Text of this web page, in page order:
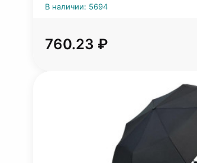
В наличии: 5694
760.23 ₽